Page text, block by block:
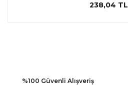
238,04 TL
%100 Güvenli Alışveriş